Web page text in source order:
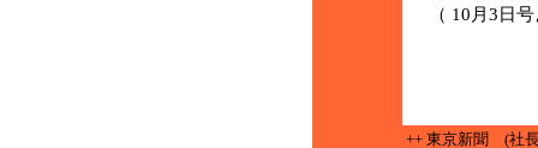
（ 10月3日
++ 東京新聞 (社